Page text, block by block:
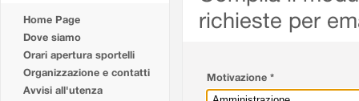
Home Page
Dove siamo
Orari apertura sportelli
Organizzazione e contatti
Avvisi all'utenza
richieste per
Motivazione *